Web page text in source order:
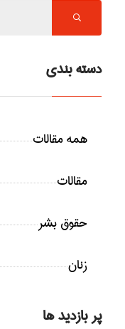
دسته بندی
همه مقالات
مقالات
حقوق بشر
زنان
پر بازدید ها